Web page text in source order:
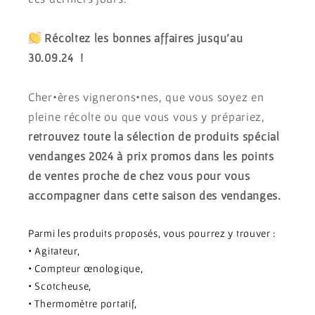
Récoltez les bonnes affaires jusqu’au
30.09.24 !
Cher•ères vignerons•nes, que vous soyez en
pleine récolte ou que vous vous y prépariez,
retrouvez toute la sélection de produits spécial
vendanges 2024 à prix promos dans les points
de ventes proche de chez vous pour vous
accompagner dans cette saison des vendanges.
Parmi les produits proposés, vous pourrez y trouver :
• Agitateur,
• Compteur œnologique,
• Scotcheuse,
• Thermomètre portatif,